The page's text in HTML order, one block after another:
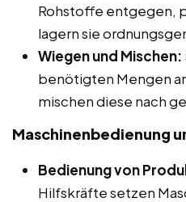
Rohstoffe entgegen,
lagern sie
Wiegen und Mischen:
benötigten Mengen
mischen diese nach
Maschinenbedienung
Bedienung von
Hilfskräfte setzen